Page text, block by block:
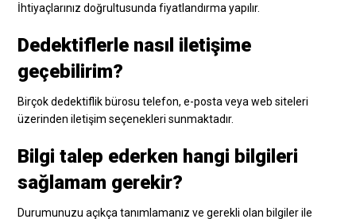
İhtiyaçlarınız doğrultusunda fiyatlandırma yapılır.
Dedektiflerle nasıl iletişime
geçebilirim?
Birçok dedektiflik bürosu telefon, e-posta veya web siteleri
üzerinden iletişim seçenekleri sunmaktadır.
Bilgi talep ederken hangi bilgileri
sağlamam gerekir?
Durumunuzu açıkça tanımlamanız ve gerekli olan bilgiler ile